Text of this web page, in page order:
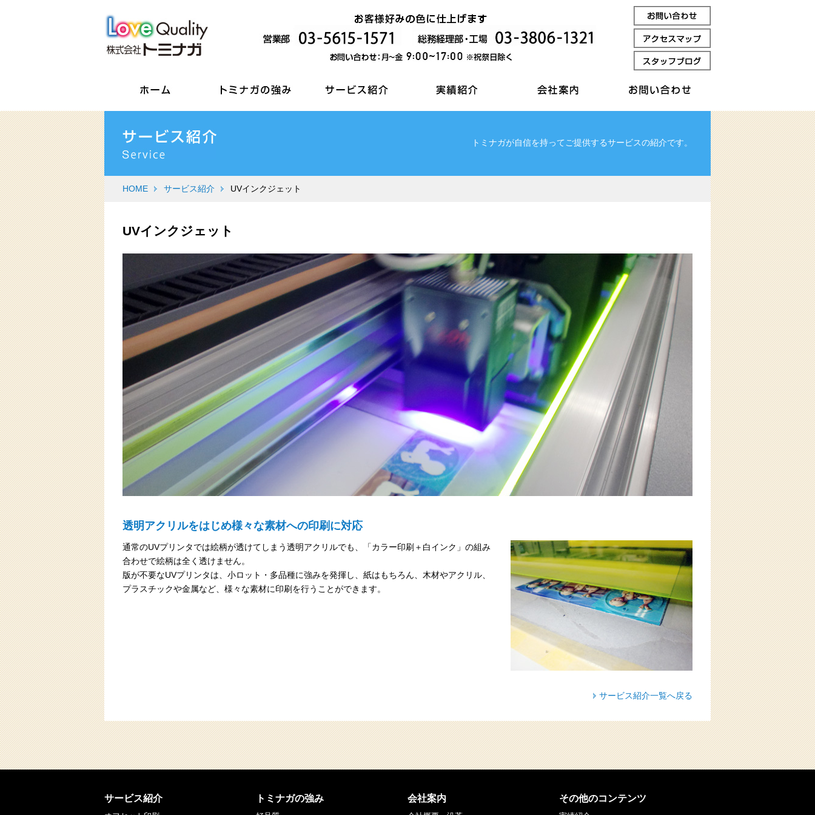
トミナガが自信を持ってご提供するサービスの紹介です。
HOME サービス紹介 UVインクジェット
UVインクジェット
透明アクリルをはじめ様々な素材への印刷に対応
通常のUVプリンタでは絵柄が透けてしまう透明アクリルでも、「カラー印刷＋白インク」の組み
合わせで絵柄は全く透けません。
版が不要なUVプリンタは、小ロット・多品種に強みを発揮し、紙はもちろん、木材やアクリル、
プラスチックや金属など、様々な素材に印刷を行うことができます。
サービス紹介一覧へ戻る
サービス紹介 トミナガの強み 会社案内 その他のコンテンツ